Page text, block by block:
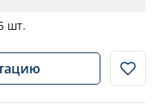
шт.